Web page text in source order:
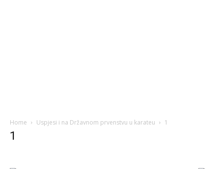
Home Uspjesi i na Državnom prvenstvu u karateu 1
1